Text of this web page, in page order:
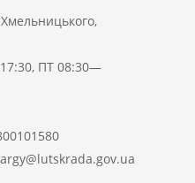
ПТ 08:30—